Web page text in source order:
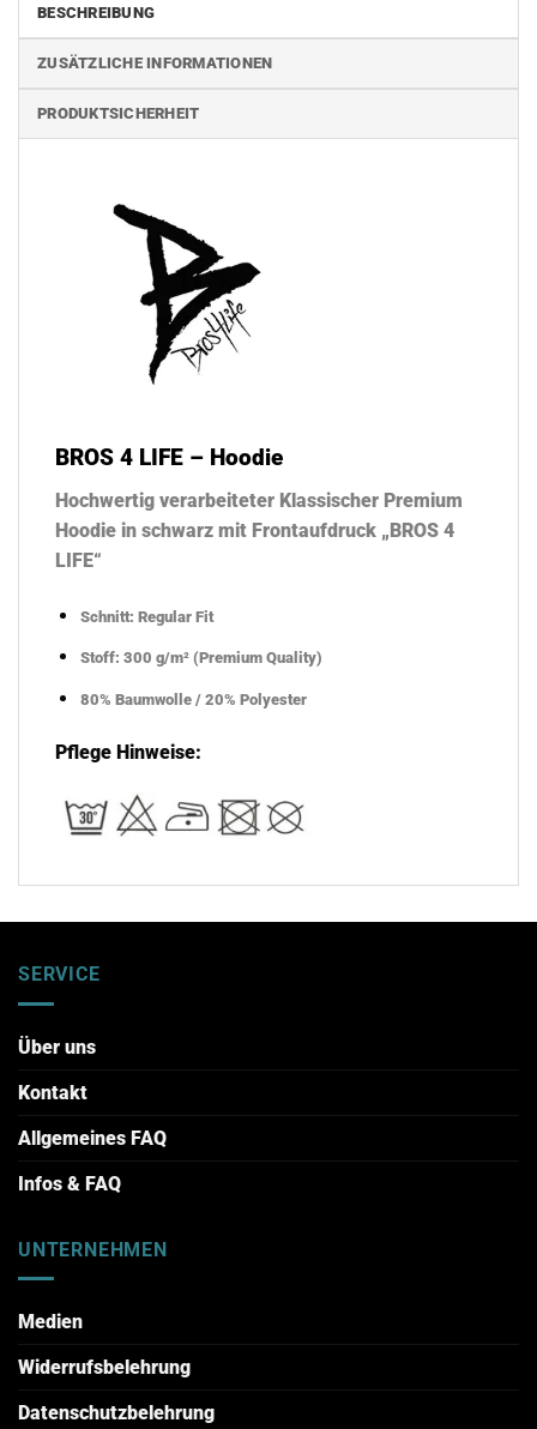
BESCHREIBUNG
ZUSÄTZLICHE INFORMATIONEN
PRODUKTSICHERHEIT
BROS 4 LIFE – Hoodie
Hochwertig verarbeiteter Klassischer Premium
Hoodie in schwarz mit Frontaufdruck „BROS 4
LIFE“
Schnitt: Regular Fit
Stoff: 300 g/m² (Premium Quality)
80% Baumwolle / 20% Polyester
Pflege Hinweise:
SERVICE
Über uns
Kontakt
Allgemeines FAQ
Infos & FAQ
UNTERNEHMEN
Medien
Widerrufsbelehrung
Datenschutzbelehrung